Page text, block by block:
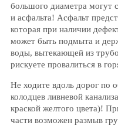
большого диаметра могут
и асфальта! Асфальт
которая при наличии
может быть подмыта и
воды, вытекающей из
рискуете провалиться в
Не ходите вдоль дорог по
колодцев ливневой
краской желтого цвета)!
части возможен размыв